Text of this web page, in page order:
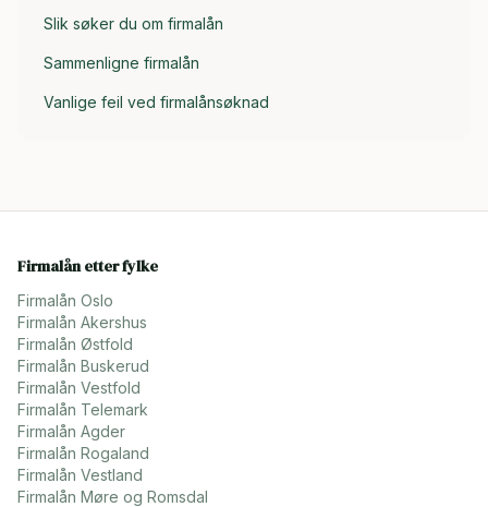
Slik søker du om firmalån
Sammenligne firmalån
Vanlige feil ved firmalånsøknad
Firmalån etter fylke
Firmalån Oslo
Firmalån Akershus
Firmalån Østfold
Firmalån Buskerud
Firmalån Vestfold
Firmalån Telemark
Firmalån Agder
Firmalån Rogaland
Firmalån Vestland
Firmalån Møre og Romsdal